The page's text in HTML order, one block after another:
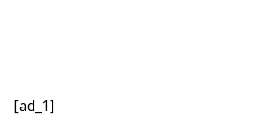
[ad_1]